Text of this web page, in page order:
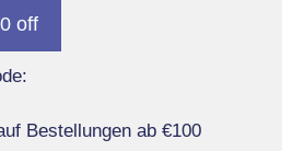
off
Bestellungen ab €100